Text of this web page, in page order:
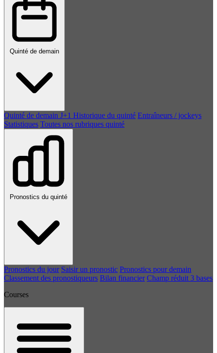
Quinté de demain
Quinté de demain J+1 Historique du quinté Entraîneurs / jockeys
Statistiques Toutes nos rubriques quinté
Pronostics du quinté
Pronostics du jour Saisir un pronostic Pronostics pour demain
Classement des pronostiqueurs Bilan financier Champ réduit 3 bases
Courses